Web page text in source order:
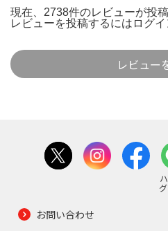
現在、2738件のレビューが投
レビューを投稿するには ログイ
レビュー
お問い合わせ